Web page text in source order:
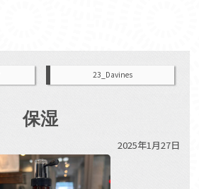
23_Davines
保湿
2025年1月27日